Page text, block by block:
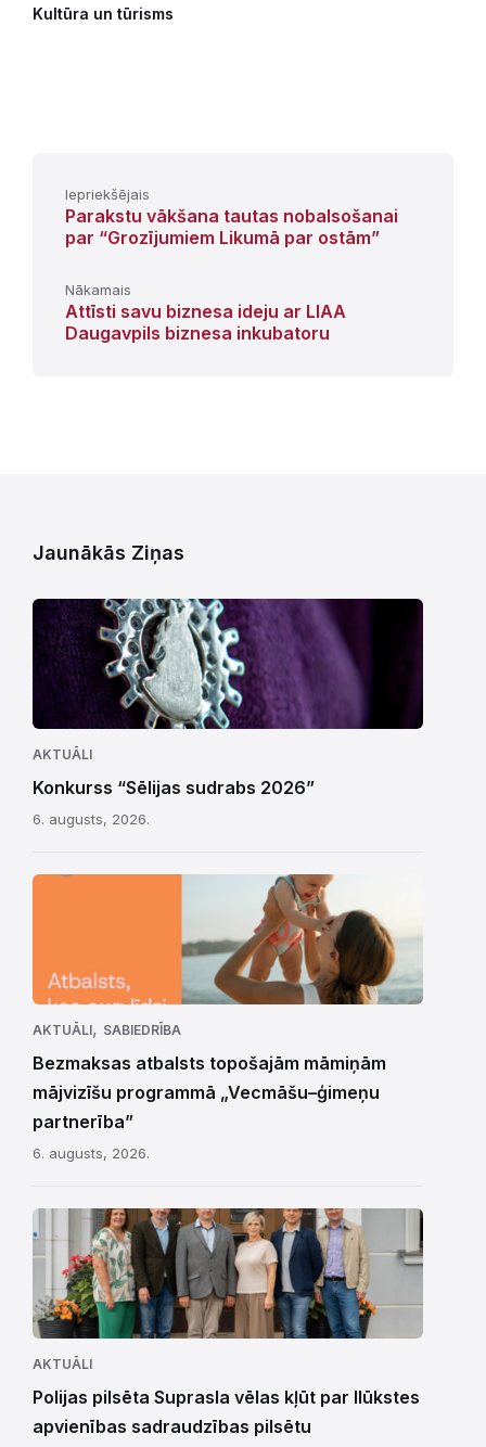
Kultūra un tūrisms
Iepriekšējais
Parakstu vākšana tautas nobalsošanai
par “Grozījumiem Likumā par ostām”
Nākamais
Attīsti savu biznesa ideju ar LIAA
Daugavpils biznesa inkubatoru
Jaunākās Ziņas
AKTUĀLI
Konkurss “Sēlijas sudrabs 2026”
6. augusts, 2026.
AKTUĀLI, SABIEDRĪBA
Bezmaksas atbalsts topošajām māmiņām
mājvizīšu programmā „Vecmāšu–ģimeņu
partnerība”
6. augusts, 2026.
AKTUĀLI
Polijas pilsēta Suprasla vēlas kļūt par Ilūkstes
apvienības sadraudzības pilsētu